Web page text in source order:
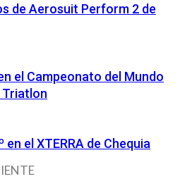
de Aerosuit Perform 2 de
el Campeonato del Mundo
Triatlon
en el XTERRA de Chequia